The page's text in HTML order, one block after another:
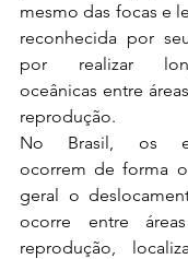
mesmo das focas e
reconhecida por
por realizar
oceânicas entre
reprodução.
No Brasil, os
ocorrem de forma
geral o
ocorre entre
reprodução,